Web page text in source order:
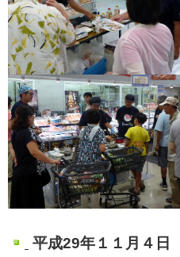
平成29年１１月４日